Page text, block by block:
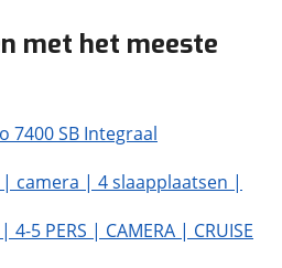
met het meeste
7400 SB Integraal
camera | 4 slaapplaatsen |
4-5 PERS | CAMERA | CRUISE